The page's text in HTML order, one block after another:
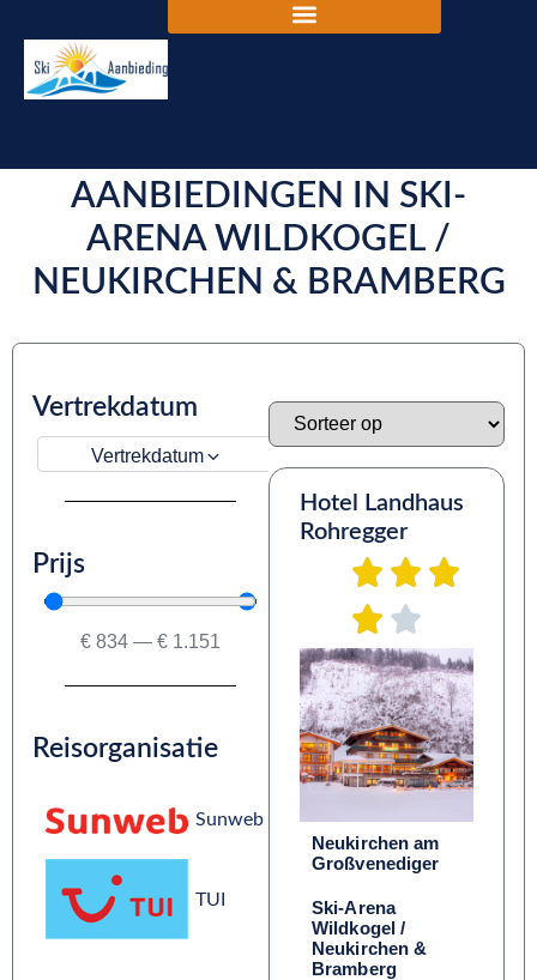
AANBIEDINGEN IN SKI-
ARENA WILDKOGEL /
NEUKIRCHEN & BRAMBERG
Vertrekdatum
Vertrekdatum
Prijs
€ 834 — € 1.151
Reisorganisatie
Sunweb
TUI
Hotel Landhaus
Rohregger
Neukirchen am
Großvenediger
Ski-Arena
Wildkogel /
Neukirchen &
Bramberg